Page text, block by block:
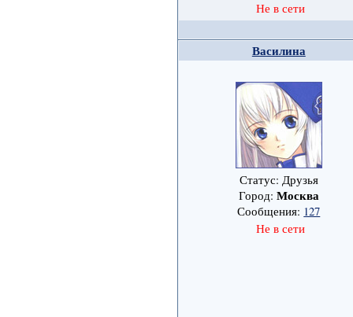
Не в сети
Василина
Статус: Друзья
Город: Москва
Сообщения: 127
Не в сети